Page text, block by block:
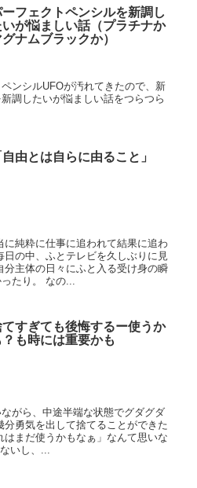
フェクトペンシルを新調し
いが悩ましい話（プラチナか
グナムブラックか）
ンシルUFOが汚れてきたので、新
調したいが悩ましい話をつらつら
自由とは自らに由ること」
純粋に仕事に追われて結果に追わ
の中、ふとテレビを久しぶりに見
主体の日々にふと入る受け身の瞬
たり。 なの...
てすぎても後悔するー使うか
？も時には重要かも
がら、中途半端な状態でグダグダ
分勇気を出して捨てることができた
はまだ使うかもなぁ」なんて思いな
いし、...